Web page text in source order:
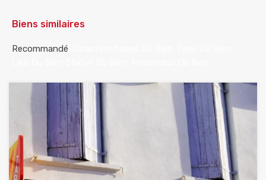
Biens similaires
Recommandé